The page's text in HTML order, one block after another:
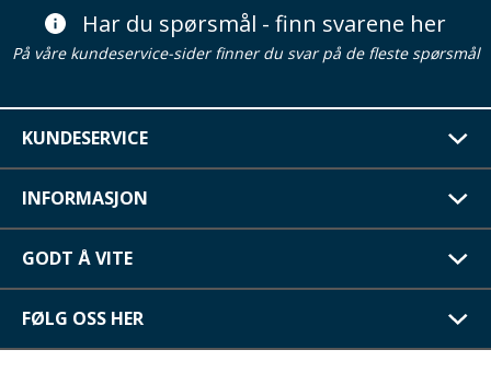
Har du spørsmål - finn svarene her
På våre kundeservice-sider finner du svar på de fleste spørsmål
KUNDESERVICE
INFORMASJON
GODT Å VITE
FØLG OSS HER